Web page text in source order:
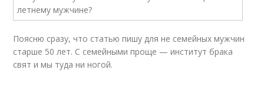
Поясню сразу, что статью пишу для не семейных мужчин
старше 50 лет. С семейными проще — институт брака
свят и мы туда ни ногой.